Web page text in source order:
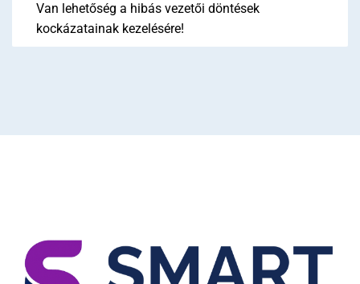
Van lehetőség a hibás vezetői döntések
kockázatainak kezelésére!